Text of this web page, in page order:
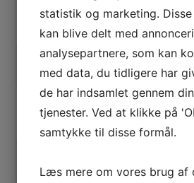
Jyllands-Posten
11/5
https://
12/5
2021
https://
Dansk
Socialrådgiver-
8/6
2021
https://
2021
https://
statistik og marketing.
kan blive delt med
analysepartnere, som kan
med data, du tidligere har
de har indsamlet gennem
tjenester. Ved at klikke på
samtykke til disse formål.
Læs mere om vores brug af